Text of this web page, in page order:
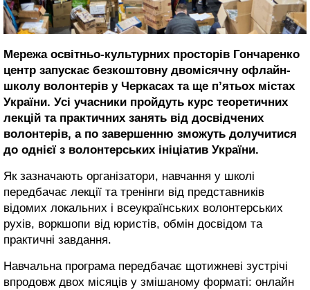
Мережа освітньо-культурних просторів Гончаренко
центр запускає безкоштовну двомісячну офлайн-
школу волонтерів у Черкасах та ще п’ятьох містах
України. Усі учасники пройдуть курс теоретичних
лекцій та практичних занять від досвідчених
волонтерів, а по завершенню зможуть долучитися
до однієї з волонтерських ініціатив України.
Як зазначають організатори, навчання у школі
передбачає лекції та тренінги від представників
відомих локальних і всеукраїнських волонтерських
рухів, воркшопи від юристів, обмін досвідом та
практичні завдання.
Навчальна програма передбачає щотижневі зустрічі
впродовж двох місяців у змішаному форматі: онлайн